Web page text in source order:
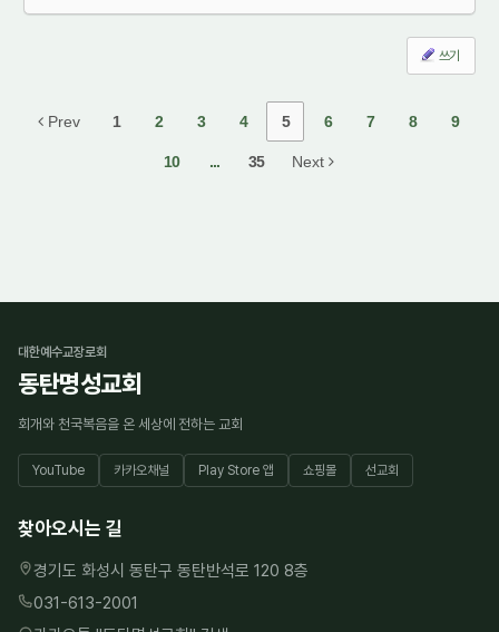
쓰기
Prev 1 2 3 4 5 6 7 8 9
10 ... 35 Next
대한예수교장로회
동탄명성교회
회개와 천국복음을 온 세상에 전하는 교회
YouTube 카카오채널 Play Store 앱 쇼핑몰 선교회
찾아오시는 길
경기도 화성시 동탄구 동탄반석로 120 8층
031-613-2001